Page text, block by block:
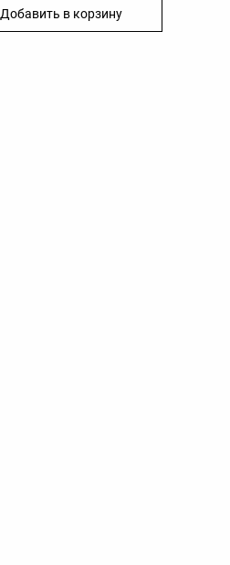
Добавить в корзину